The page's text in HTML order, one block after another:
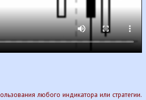
любого индикатора или стратегии.